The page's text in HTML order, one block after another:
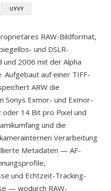
UYVY
RAW-Bildformat,
und DSLR-
2006 mit der Alpha
Aufgebaut auf einer TIFF-
ARW die
Sonys Exmor- und Exmor-
oder 14 Bit pro Pixel und
und die
Verarbeitung
Metadaten — AF-
und Echtzeit-Tracking-
— wodurch RAW-